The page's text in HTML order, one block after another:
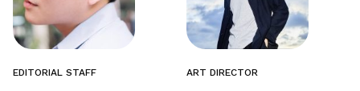
EDITORIAL STAFF ART DIRECTOR